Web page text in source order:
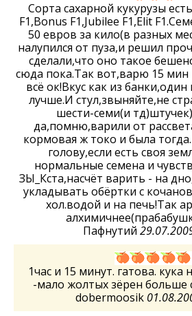
Сорта сахарной кукурузы
F1,Bonus F1,Jubilee F1,Elit
50 евров за кило(в разных
налупился от пуза,и решил
сделали,что оно такое
сюда пока.Так вот,варю 15 мин
всё ок!Вкус как из
лучше.И стул,звыняйте,не
шести-семи(и
да,помню,варили от
кормовая ж токо и была
голову,если есть своя
нормальные семена и
ЗЫ_Кста,насчёт варить - на
укладывать обёртки с
хол.водой и на печь!Так
Пафнутий
1час и 15 минут. гатова. кука
-мало жолтых зёрен больше
dobermoosik